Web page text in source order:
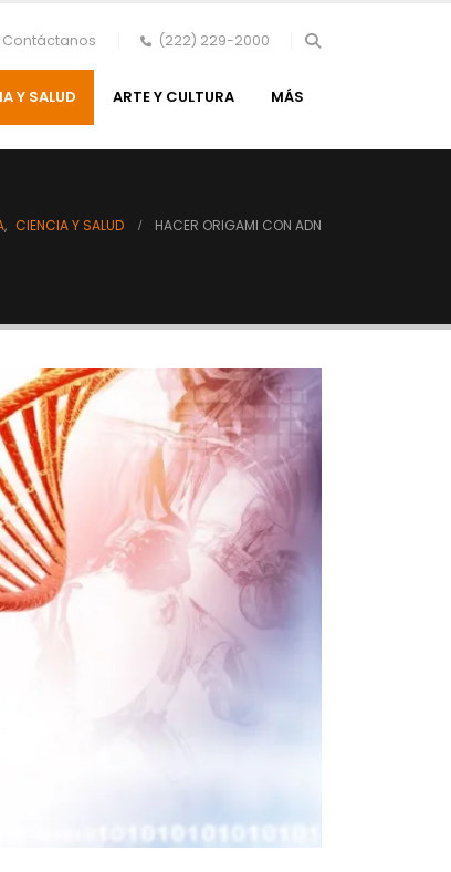
Contáctanos (222) 229-2000
Y SALUD ARTE Y CULTURA MÁS
, CIENCIA Y SALUD HACER ORIGAMI CON ADN